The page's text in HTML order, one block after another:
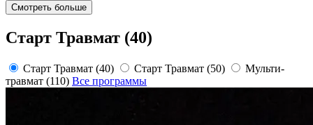
Смотреть больше
Старт Травмат (40)
Старт Травмат (40) Старт Травмат (50)
Мульти-
травмат (110) Все программы